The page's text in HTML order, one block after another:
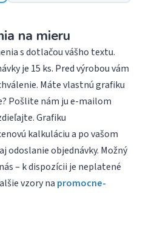
na mieru
s dotlačou vášho textu.
je 15 ks. Pred výrobou vám
Máte vlastnú grafiku
Pošlite nám ju e-mailom
Grafiku
kalkuláciu a po vašom
odoslanie objednávky. Možný
– k dispozícii je neplatené
vzory na promocne-